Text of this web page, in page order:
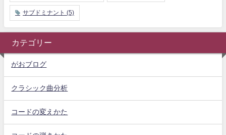
サブドミナント (5)
カテゴリー
がおブログ
クラシック曲分析
コードの変えかた